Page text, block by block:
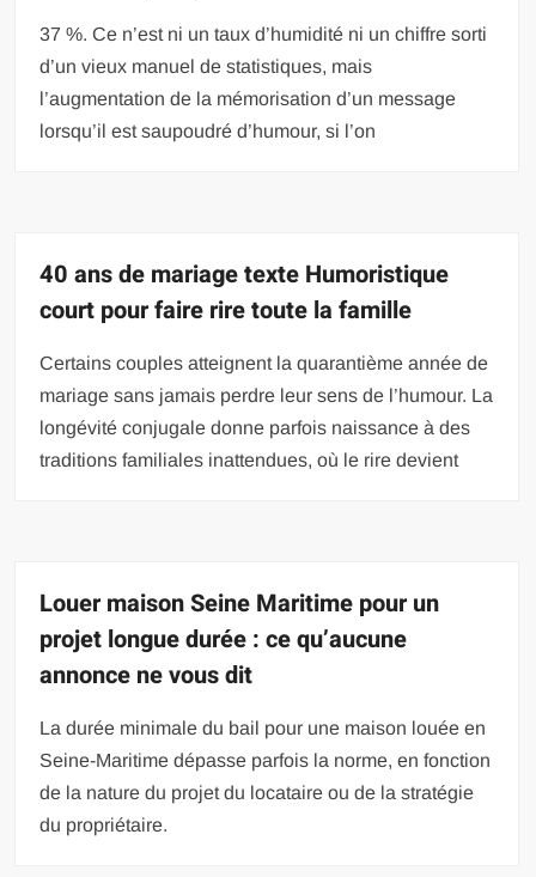
37 %. Ce n’est ni un taux d’humidité ni un chiffre sorti
d’un vieux manuel de statistiques, mais
l’augmentation de la mémorisation d’un message
lorsqu’il est saupoudré d’humour, si l’on
40 ans de mariage texte Humoristique
court pour faire rire toute la famille
Certains couples atteignent la quarantième année de
mariage sans jamais perdre leur sens de l’humour. La
longévité conjugale donne parfois naissance à des
traditions familiales inattendues, où le rire devient
Louer maison Seine Maritime pour un
projet longue durée : ce qu’aucune
annonce ne vous dit
La durée minimale du bail pour une maison louée en
Seine-Maritime dépasse parfois la norme, en fonction
de la nature du projet du locataire ou de la stratégie
du propriétaire.